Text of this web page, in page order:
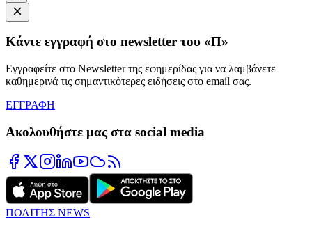
Κάντε εγγραφή στο newsletter του «Π»
Εγγραφείτε στο Newsletter της εφημερίδας για να λαμβάνετε
καθημερινά τις σημαντικότερες ειδήσεις στο email σας.
ΕΓΓΡΑΦΗ
Ακολουθήστε μας στα social media
ΠΟΛΙΤΗΣ NEWS